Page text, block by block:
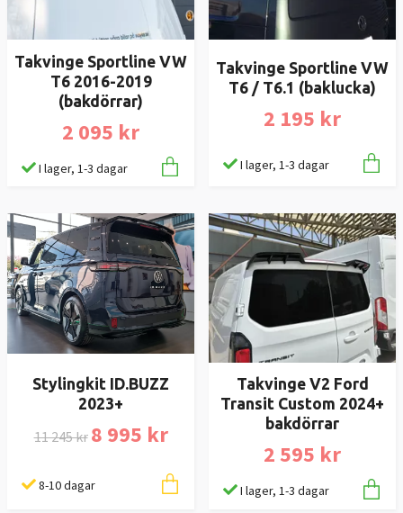
Takvinge Sportline VW
T6 2016-2019
(bakdörrar)
2 095 kr
I lager, 1-3 dagar
Takvinge Sportline VW
T6 / T6.1 (baklucka)
2 195 kr
I lager, 1-3 dagar
Stylingkit ID.BUZZ
2023+
11 245 kr 8 995 kr
8-10 dagar
Takvinge V2 Ford
Transit Custom 2024+
bakdörrar
2 595 kr
I lager, 1-3 dagar